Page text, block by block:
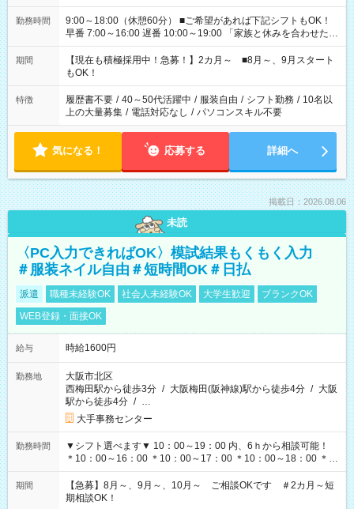
勤務時間
9:00～18:00（休憩60分） ■ご希望があれば下記シフトもOK！
早番 7:00～16:00 遅番 10:00～19:00 「家族と休みを合わせた
い」 「余裕を持って夕飯の準備がしたい」 「できれば残業はし
たくない」 など、ご希望を教えてくださいね。 ※Wワーク希望
の方へ 今ご覧のお仕事で希望する勤務時間と、もう1つのお仕事
の勤務時間。 合計で週40時間を超える場合は応募できません。
期間
【現在も積極採用中！急募！】2カ月～ ■8月～、9月スタート
もOK！
特徴 履歴書不要 / 40～50代活躍中 / 服装自由 / シフト勤務 / 10名以
上の大量募集 / 電話対応なし / パソコンスキル不要
気になる！ 応募する 詳細へ
掲載日：2026.08.06
未読
〈PC入力できればOK〉模試結果もくもく入力
＃服装ネイル自由＃短時間OK＃日払
派遣 職種未経験OK 社会人未経験OK 大学生歓迎
ブランクOK
WEB登録・面接OK
給与 時給1600円
勤務地
大阪市北区
西梅田駅から徒歩3分 / 大阪梅田(阪神線)駅から徒歩4分 / 大阪
駅から徒歩4分 / …
大手事務センター
勤務時間
▼シフト選べます▼ 10：00～19：00 内、6ｈから相談可能！
＊10：00～16：00 ＊10：00～17：00 ＊10：00～18：00 ＊
11：00～19：00 ＊12：00～19：00 ＊13：00～19：00
期間
【急募】8月～、9月～、10月～ ご相談OKです ＃2カ月～短
期相談OK！